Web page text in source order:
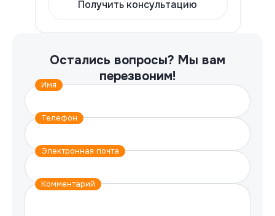
Получить консультацию
Остались вопросы? Мы вам
перезвоним!
Имя
Телефон
Электронная почта
Комментарий